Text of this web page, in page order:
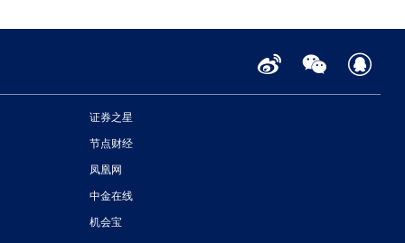
证券之星
节点财经
凤凰网
中金在线
机会宝